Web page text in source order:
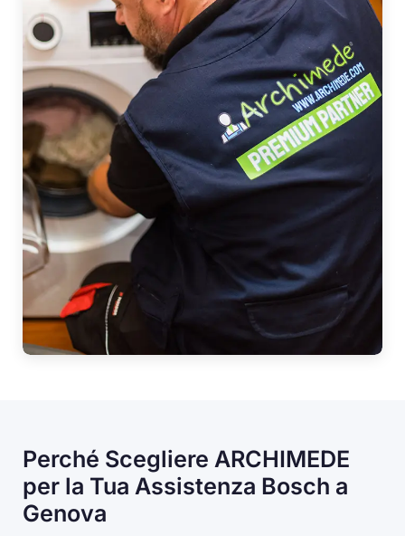
Perché Scegliere ARCHIMEDE
per la Tua Assistenza Bosch a
Genova